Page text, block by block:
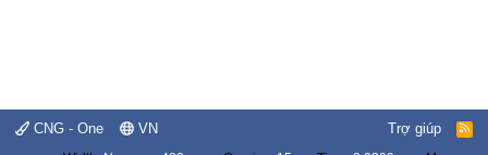
CNG - One VN Trợ giúp
R